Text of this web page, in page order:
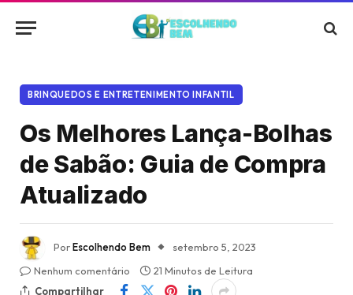
BRINQUEDOS E ENTRETENIMENTO INFANTIL
Os Melhores Lança-Bolhas
de Sabão: Guia de Compra
Atualizado
PorEscolhendo Bem
setembro 5, 2023
Nenhum comentário
21 Minutos de Leitura
Compartilhar